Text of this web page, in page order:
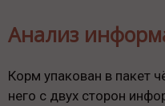
Анализ
Корм упакован в пакет
него с двух сторон